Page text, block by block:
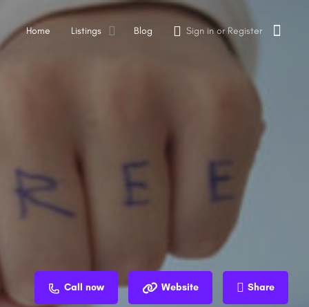
Home Listings Blog Sign in or Register
Call now Website Share